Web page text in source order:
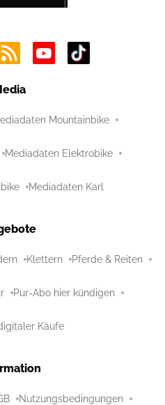
Mountainbike
Mediadaten Elektrobike
Mediadaten Karl
Klettern Pferde & Reiten
Pur-Abo hier kündigen
Käufe
Nutzungsbedingungen